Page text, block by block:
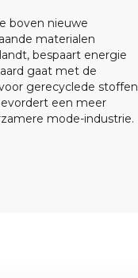
boven nieuwe
materialen
bespaart energie
gaat met de
gerecyclede stoffen
een meer
mode-industrie.